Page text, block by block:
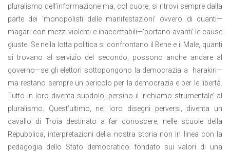
pluralismo dell’informazione ma, col cuore, si ritrovi sempre dalla
parte dei ‘monopolisti delle manifestazioni’ ovvero di quanti—
magari con mezzi violenti e inaccettabili—‘portano avanti’ le cause
giuste. Se nella lotta politica si confrontano il Bene e il Male, quanti
si trovano al servizio del secondo, possono anche andare al
governo—se gli elettori sottopongono la democrazia a harakiri—
ma restano sempre un pericolo per la democrazia e per le libertà.
Tutto in loro diventa subdolo, persino il ‘richiamo strumentale’ al
pluralismo. Quest’ultimo, nei loro disegni perversi, diventa un
cavallo di Troia destinato a far conoscere, nelle scuole della
Repubblica, interpretazioni della nostra storia non in linea con la
pedagogia dello Stato democratico fondato sui valori di una